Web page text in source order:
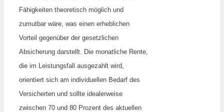
Fähigkeiten theoretisch möglich und
zumutbar wäre, was einen erheblichen
Vorteil gegenüber der gesetzlichen
Absicherung darstellt. Die monatliche Rente,
die im Leistungsfall ausgezahlt wird,
orientiert sich am individuellen Bedarf des
Versicherten und sollte idealerweise
zwischen 70 und 80 Prozent des aktuellen